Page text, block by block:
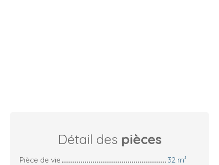
Détail des pièces
Pièce de vie
32 m²